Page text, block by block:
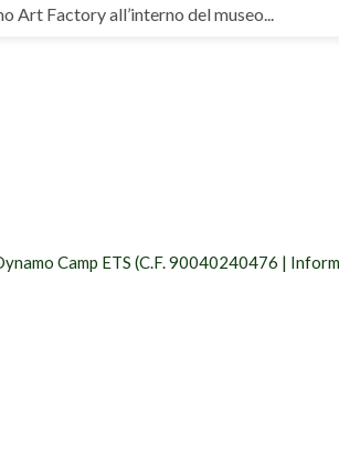
Art Factory all’interno del museo...
Camp ETS (C.F. 90040240476 |